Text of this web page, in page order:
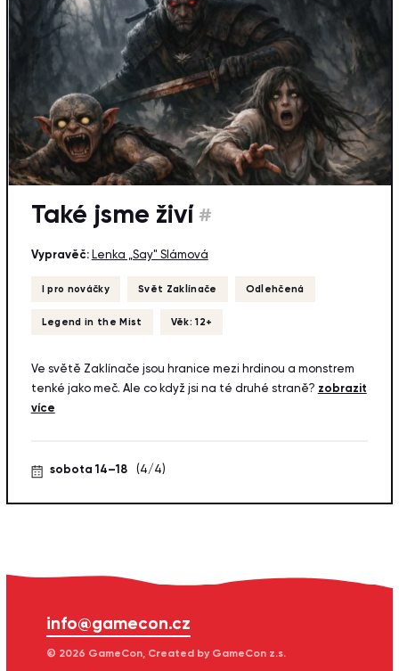
Také jsme živí #
Vypravěč: Lenka „Say" Slámová
I pro nováčky Svět Zaklínače Odlehčená
Legend in the Mist Věk: 12+
Ve světě Zaklínače jsou hranice mezi hrdinou a monstrem
tenké jako meč. Ale co když jsi na té druhé straně? zobrazit
více
sobota 14–18 (4/4)
info@gamecon.cz
© 2026 GameCon, Created by GameCon z.s.